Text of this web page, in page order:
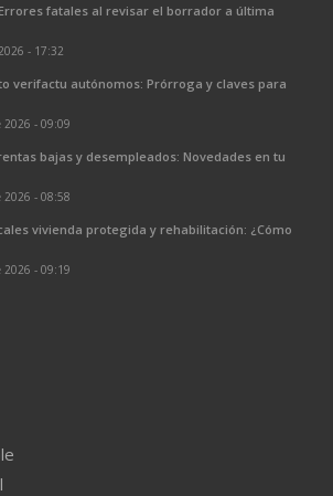
Errores fatales al revisar el borrador a última
- 17:32
verifactu autónomos: Prórroga y claves para
2026 - 09:09
bajas y desempleados: Novedades en tu
2026 - 08:58
vivienda protegida y rehabilitación: ¿Cómo
2026 - 09:19